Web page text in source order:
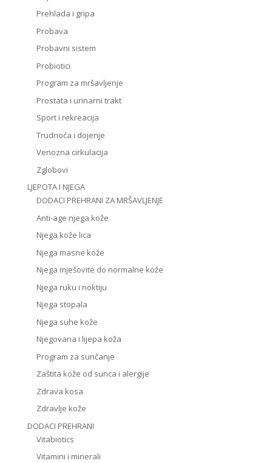
Prehlada i gripa
Probava
Probavni sistem
Probiotici
Program za mršavljenje
Prostata i urinarni trakt
Sport i rekreacija
Trudnoća i dojenje
Venozna cirkulacija
Zglobovi
LJEPOTA I NJEGA
DODACI PREHRANI ZA MRŠAVLJENJE
Anti-age njega kože
Njega kože lica
Njega masne kože
Njega mješovite do normalne kože
Njega ruku i noktiju
Njega stopala
Njega suhe kože
Njegovana i lijepa koža
Program za sunčanje
Zaštita kože od sunca i alergije
Zdrava kosa
Zdravlje kože
DODACI PREHRANI
Vitabiotics
Vitamini i minerali